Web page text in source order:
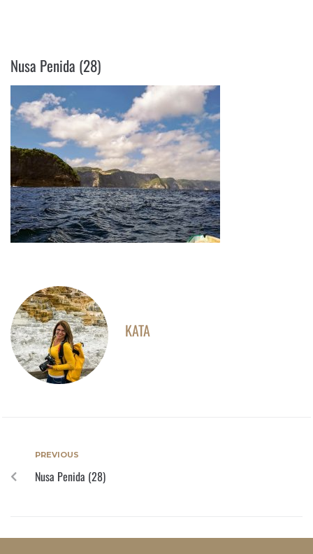
Nusa Penida (28)
KATA
PREVIOUS
Nusa Penida (28)